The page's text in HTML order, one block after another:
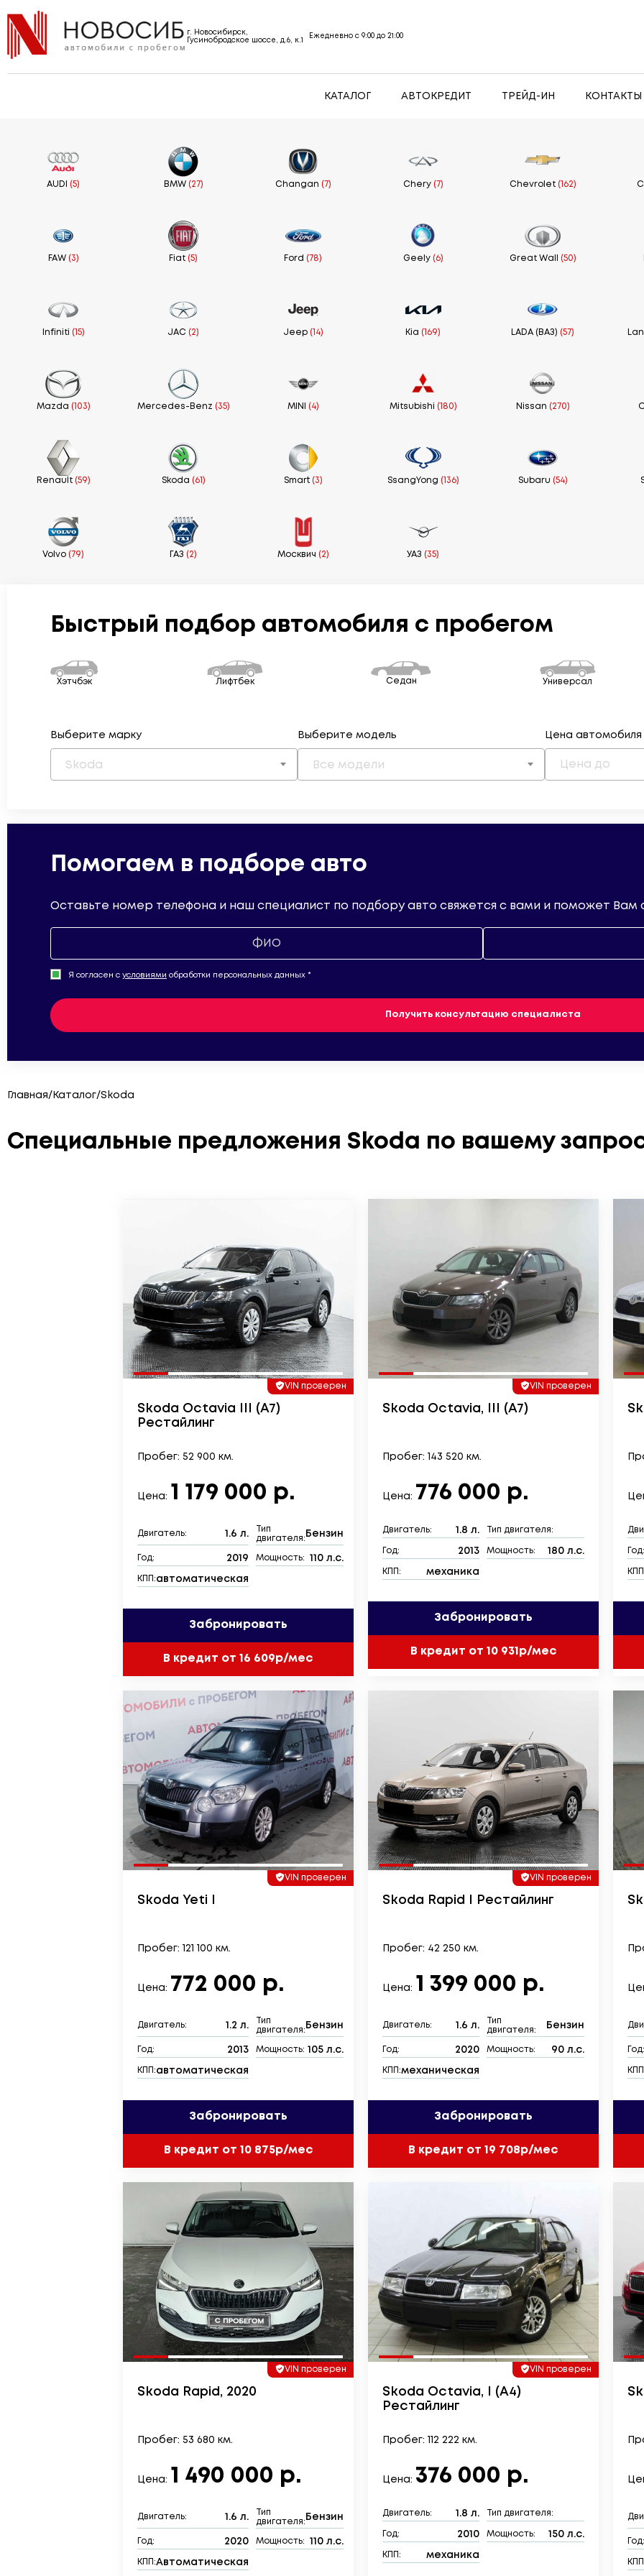
г. Новосибирск,
Гусинобродское шоссе, д.6, к.1
Ежедневно с 9:00 до 21:00
КАТАЛОГ АВТОКРЕДИТ ТРЕЙД-ИН КОНТАКТЫ
AUDI (5) BMW (27) Changan (7) Chery (7) Chevrolet (162)
FAW (3) Fiat (5) Ford (78) Geely (6) Great Wall (50)
Infiniti (15) JAC (2) Jeep (14) Kia (169) LADA (ВАЗ) (57)
Mazda (103) Mercedes-Benz (35) MINI (4) Mitsubishi (180) Nissan (270)
Renault (59) Skoda (61) Smart (3) SsangYong (136) Subaru (54)
Volvo (79) ГАЗ (2) Москвич (2) УАЗ (35)
Быстрый подбор автомобиля с пробегом
Хэтчбэк Лифтбек Седан Универсал
Выберите марку
Skoda
Выберите модель
Все модели
Цена автомобиля
Помогаем в подборе авто
Оставьте номер телефона и наш специалист по подбору авто свяжется с вами и поможет Вам
Я согласен с условиями обработки персональных данных *
Получить консультацию специалиста
Главная/ Каталог/Skoda
Специальные предложения Skoda по вашему
VIN проверен
Skoda Octavia III (A7)
Рестайлинг
Пробег: 52 900 км.
Цена: 1 179 000 р.
Двигатель: 1.6 л.
Тип
двигателя:
Бензин
Год: 2019 Мощность: 110 л.с.
КПП:автоматическая
Забронировать
В кредит от 16 609р/мес
VIN проверен
Skoda Octavia, III (A7)
Пробег: 143 520 км.
Цена: 776 000 р.
Двигатель: 1.8 л. Тип двигателя:
Год: 2013 Мощность: 180 л.с.
КПП: механика
Забронировать
В кредит от 10 931р/мес
Год:
VIN проверен
Skoda Yeti I
Пробег: 121 100 км.
Цена: 772 000 р.
Двигатель: 1.2 л.
Тип
двигателя:
Бензин
Год: 2013 Мощность: 105 л.с.
КПП:автоматическая
Забронировать
В кредит от 10 875р/мес
VIN проверен
Skoda Rapid I Рестайлинг
Пробег: 42 250 км.
Цена: 1 399 000 р.
Двигатель: 1.6 л.
Тип
двигателя:
Бензин
Год: 2020 Мощность: 90 л.с.
КПП:механическая
Забронировать
В кредит от 19 708р/мес
Год:
VIN проверен
Skoda Rapid, 2020
Пробег: 53 680 км.
Цена: 1 490 000 р.
Двигатель: 1.6 л.
Тип
двигателя:
Бензин
Год: 2020 Мощность: 110 л.с.
КПП:Автоматическая
VIN проверен
Skoda Octavia, I (A4)
Рестайлинг
Пробег: 112 222 км.
Цена: 376 000 р.
Двигатель: 1.8 л. Тип двигателя:
Год: 2010 Мощность: 150 л.с.
КПП: механика
Год: